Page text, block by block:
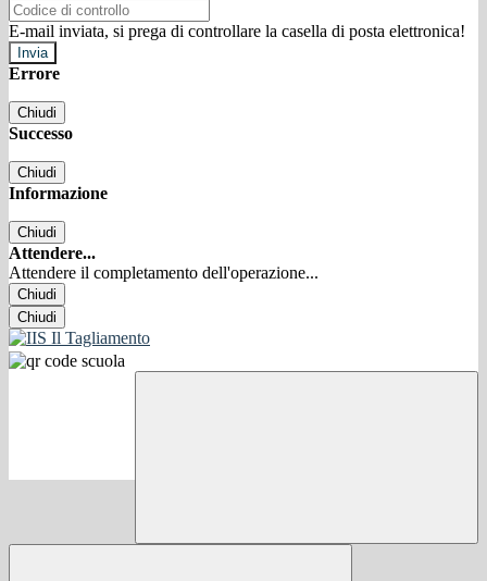
E-mail inviata, si prega di controllare la casella di posta elettronica!
Errore
Chiudi
Successo
Chiudi
Informazione
Chiudi
Attendere...
Attendere il completamento dell'operazione...
Chiudi
Chiudi